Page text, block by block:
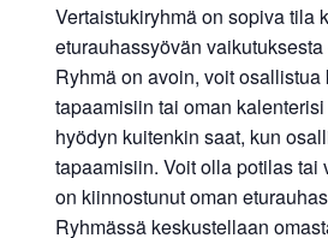
Vertaistukiryhmä on sopiva tila
eturauhassyövän
Ryhmä on avoin, voit osallistua
tapaamisiin tai oman
hyödyn kuitenkin saat, kun
tapaamisiin. Voit olla potilas tai
on kiinnostunut oman
Ryhmässä keskustellaan